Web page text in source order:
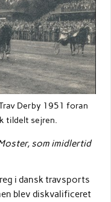
Derby 1951 foran
tildelt sejren.
som imidlertid
i dansk travsports
blev diskvalificeret